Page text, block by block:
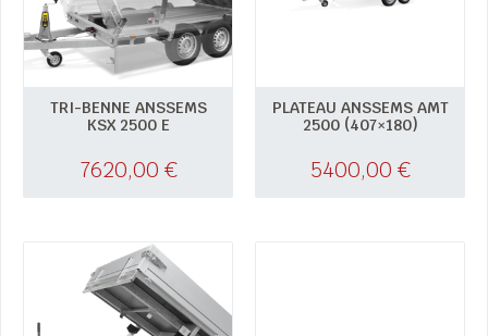
TRI-BENNE ANSSEMS
KSX 2500 E
7620,00 €
PLATEAU ANSSEMS AMT
2500 (407×180)
5400,00 €